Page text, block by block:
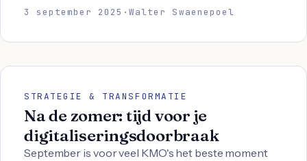
3 september 2025 ·Walter Swaenepoel
STRATEGIE & TRANSFORMATIE
Na de zomer: tijd voor je
digitaliseringsdoorbraak
September is voor veel KMO's het beste moment